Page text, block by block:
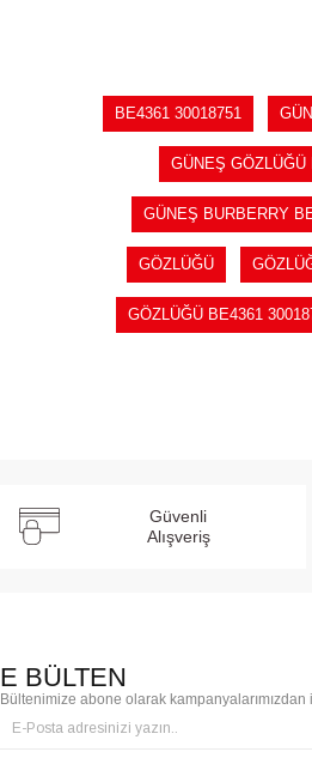
BE4361 30018751
GÜNEŞ GÖZLÜĞÜ
GÜNEŞ BURBERRY
GÖZLÜĞÜ
GÖZLÜĞÜ BE4361
Güvenli
Alışveriş
E BÜLTEN
Bültenimize abone olarak